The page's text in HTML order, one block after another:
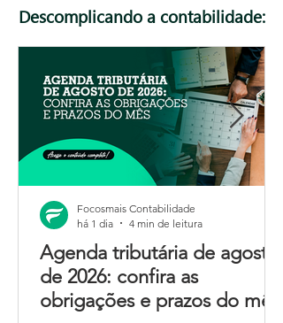
Descomplicando a contabilidade:
Agenda tributária de agosto
de 2026: confira as
obrigações e prazos do mês
Focosmais Contabilidade
há 1 dia
4 min de leitura